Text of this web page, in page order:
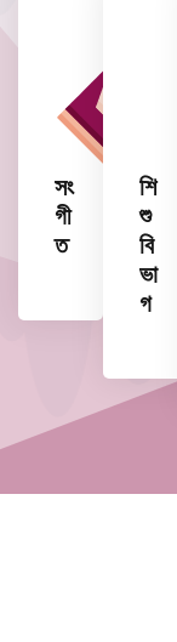
সং
গী
ত
শি
শু
বি
ভা
গ